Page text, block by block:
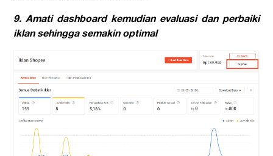
9. Amati dashboard kemudian evaluasi dan perbaiki
iklan sehingga semakin optimal